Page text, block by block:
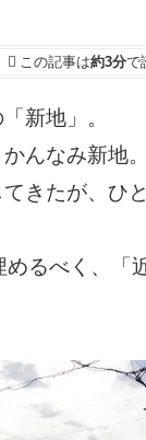
この記事は約3分で
新地」。
んなみ新地
きたが、ひ
るべく、「